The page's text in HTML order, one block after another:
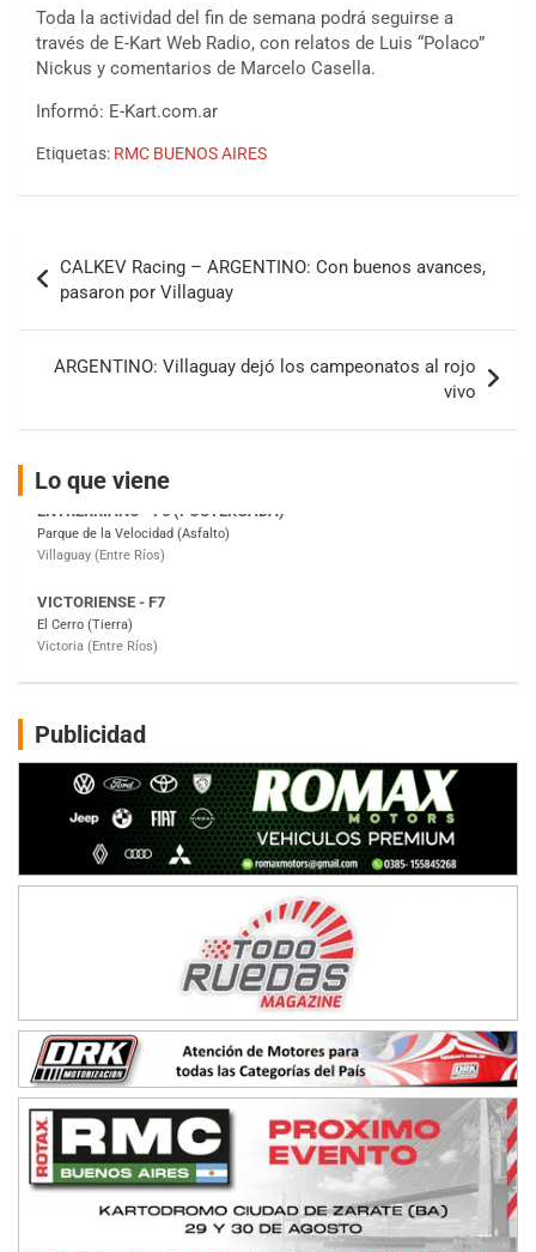
Toda la actividad del fin de semana podrá seguirse a
través de E-Kart Web Radio, con relatos de Luis “Polaco”
Nickus y comentarios de Marcelo Casella.
Informó: E-Kart.com.ar
Etiquetas: RMC BUENOS AIRES
de
entradas
CALKEV Racing – ARGENTINO: Con buenos avances,
pasaron por Villaguay
ARGENTINO: Villaguay dejó los campeonatos al rojo
vivo
Lo que viene
IAME SERIES ARGENTINA 6
Baradero (Buenos Aires)
ENTRERRIANO - F6 (POSTERGADA)
Parque de la Velocidad (Asfalto)
Villaguay (Entre Ríos)
VICTORIENSE - F7
Victoria (Entre Ríos)
PATAGONICO - F6
CSK - F7
Juventud Unida (Tierra)
Humboldt (Santa Fe)
NORESTE SANTAFESINO - F6
Ciudad de Avellaneda (Asfalto)
Avellaneda (Santa Fe)
José Samuel Sánchez (Tierra)
TUCUMANO - F5
Juan Navarro (Asfalto)
El Timbó (Tucumán)
COBERTURA ESPECIAL DE E-KART.COM.AR
08/09-AGO
IAME SERIES ARGENTINA 6
Ramiro Tot (Asfalto)
Baradero (Buenos Aires)
Publicidad